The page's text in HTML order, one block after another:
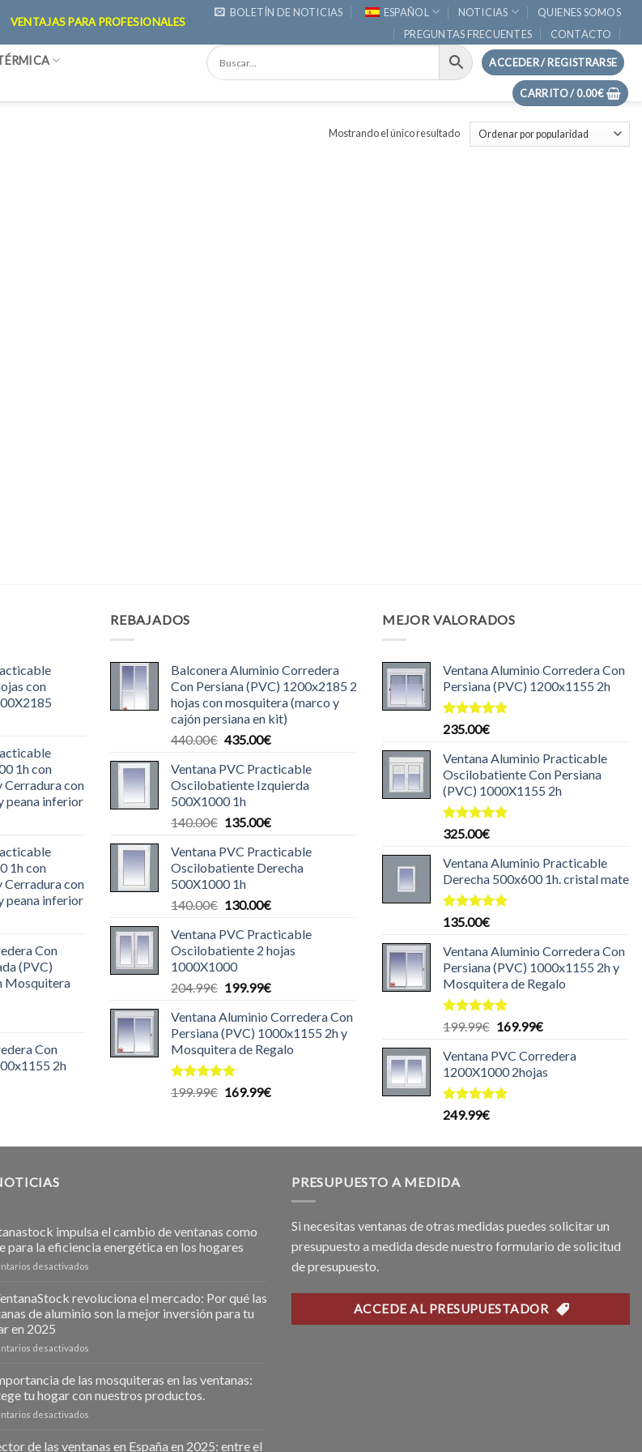
VENTAJAS PARA PROFESIONALES
BOLETÍN DE NOTICIAS ESPAÑOL NOTICIAS
QUIENES SOMOS
PREGUNTAS FRECUENTES
CONTACTO
ACCEDER / REGISTRARSE
CARRITO /0.00€
Mostrando el único resultado
con
1h con
Cerradura con
peana inferior
1h con
Cerradura con
peana inferior
Con
(PVC)
Mosquitera
Con
2h
REBAJADOS
Balconera Aluminio Corredera
Con Persiana (PVC) 1200x2185 2
hojas con mosquitera (marco y
cajón persiana en kit)
440.00€ El
original
era:
440.00€.
435.00€El
actual
es:
Ventana PVC Practicable
Oscilobatiente Izquierda
500X1000 1h
140.00€ El
original
era:
140.00€.
135.00€El
actual
es:
Ventana PVC Practicable
Oscilobatiente Derecha
500X1000 1h
140.00€ El
original
era:
140.00€.
130.00€El
actual
es:
Ventana PVC Practicable
Oscilobatiente 2 hojas
1000X1000
204.99€ El
original
era:
204.99€.
199.99€El
actual
es:
199.99€.
Ventana Aluminio Corredera Con
Persiana (PVC) 1000x1155 2h y
Mosquitera de Regalo
Valorado
199.99€ El
169.99€El
MEJOR VALORADOS
Ventana Aluminio Corredera Con
Persiana (PVC) 1200x1155 2h
Valorado
de 5
235.00€
Ventana Aluminio Practicable
Oscilobatiente Con Persiana
(PVC) 1000X1155 2h
Valorado
de 5
325.00€
Ventana Aluminio Practicable
Derecha 500x600 1h. cristal mate
Valorado
de 5
135.00€
Ventana Aluminio Corredera Con
Persiana (PVC) 1000x1155 2h y
Mosquitera de Regalo
Valorado
de 5
199.99€ El
original
era:
199.99€.
169.99€El
actual
es:
Ventana PVC Corredera
1200X1000 2hojas
Valorado
249.99€
impulsa el cambio de ventanas como
para la eficiencia energética en los hogares
desactivados
impulsa
cambio
la
en
revoluciona el mercado: Por qué las
de aluminio son la mejor inversión para tu
en 2025
desactivados
VentanaStock
revoluciona
el
qué
de las mosquiteras en las ventanas:
tu hogar con nuestros productos.
desactivados
importancia
de las ventanas en España en 2025: entre el
PRESUPUESTO A MEDIDA
Si necesitas ventanas de otras medidas puedes solicitar un
presupuesto a medida desde nuestro formulario de solicitud
de presupuesto.
ACCEDE AL PRESUPUESTADOR